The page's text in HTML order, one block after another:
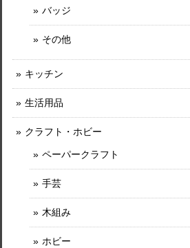
バッジ
その他
キッチン
生活用品
クラフト・ホビー
ペーパークラフト
手芸
木組み
ホビー